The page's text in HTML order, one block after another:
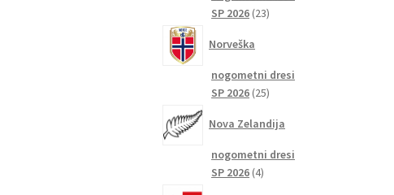
SP 2026 2323
Norveška
nogometni dresi
SP 2026 2525
Nova Zelandija
nogometni dresi
SP 2026 44